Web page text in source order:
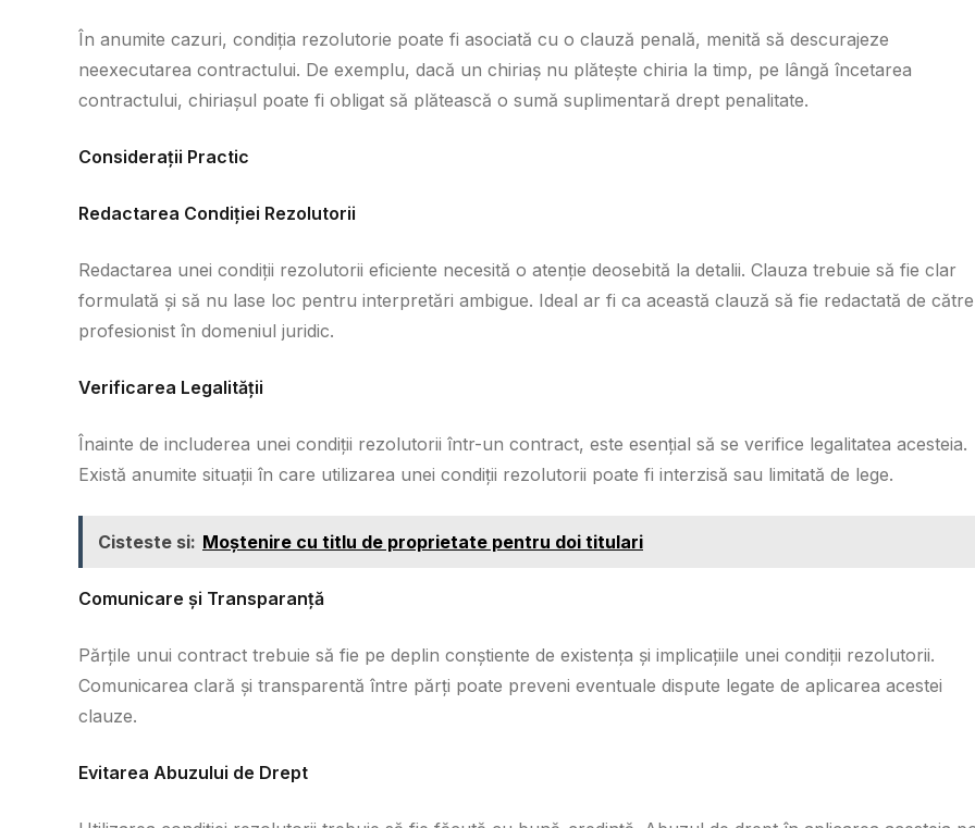
În anumite cazuri, condiția rezolutorie poate fi asociată cu o clauză penală, menită să descurajeze
neexecutarea contractului. De exemplu, dacă un chiriaș nu plătește chiria la timp, pe lângă încetarea
contractului, chiriașul poate fi obligat să plătească o sumă suplimentară drept penalitate.
Considerații Practic
Redactarea Condiției Rezolutorii
Redactarea unei condiții rezolutorii eficiente necesită o atenție deosebită la detalii. Clauza trebuie să fie clar
formulată și să nu lase loc pentru interpretări ambigue. Ideal ar fi ca această clauză să fie redactată de
profesionist în domeniul juridic.
Verificarea Legalității
Înainte de includerea unei condiții rezolutorii într-un contract, este esențial să se verifice legalitatea acesteia.
Există anumite situații în care utilizarea unei condiții rezolutorii poate fi interzisă sau limitată de lege.
Cisteste si: Moștenire cu titlu de proprietate pentru doi titulari
Comunicare și Transparanță
Părțile unui contract trebuie să fie pe deplin conștiente de existența și implicațiile unei condiții rezolutorii.
Comunicarea clară și transparentă între părți poate preveni eventuale dispute legate de aplicarea acestei
clauze.
Evitarea Abuzului de Drept